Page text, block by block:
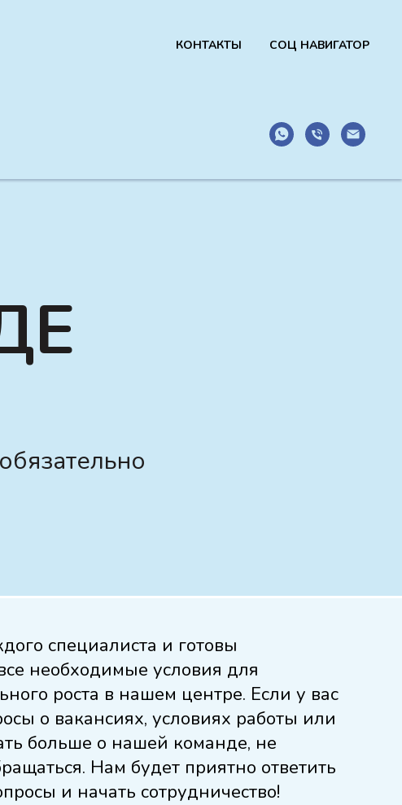
КОНТАКТЫ СОЦ НАВИГАТОР
специалиста и готовы
необходимые условия для
роста в нашем центре. Если у вас
о вакансиях, условиях работы или
больше о нашей команде, не
Нам будет приятно ответить
и начать сотрудничество!